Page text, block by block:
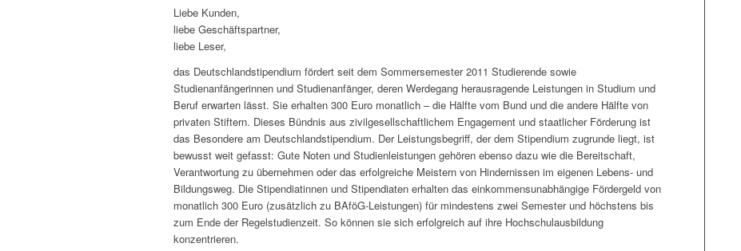
Liebe Kunden,
liebe Geschäftspartner,
liebe Leser,
das Deutschlandstipendium fördert seit dem Sommersemester 2011 Studierende sowie
Studienanfängerinnen und Studienanfänger, deren Werdegang herausragende Leistungen in Studium und
Beruf erwarten lässt. Sie erhalten 300 Euro monatlich – die Hälfte vom Bund und die andere Hälfte von
privaten Stiftern. Dieses Bündnis aus zivilgesellschaftlichem Engagement und staatlicher Förderung ist
das Besondere am Deutschlandstipendium. Der Leistungsbegriff, der dem Stipendium zugrunde liegt, ist
bewusst weit gefasst: Gute Noten und Studienleistungen gehören ebenso dazu wie die Bereitschaft,
Verantwortung zu übernehmen oder das erfolgreiche Meistern von Hindernissen im eigenen Lebens- und
Bildungsweg. Die Stipendiatinnen und Stipendiaten erhalten das einkommensunabhängige Fördergeld von
monatlich 300 Euro (zusätzlich zu BAföG-Leistungen) für mindestens zwei Semester und höchstens bis
zum Ende der Regelstudienzeit. So können sie sich erfolgreich auf ihre Hochschulausbildung
konzentrieren.